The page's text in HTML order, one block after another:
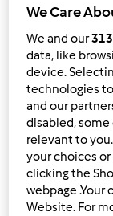
ricompensate
successivo. Il
tuo nome
COME
TUA
Eseguendo una
raccogliere
punteggio
We Care
We and our313
data, like
device.
technologies
and our
disabled,
relevant to
your choices
clicking the
webpage
Website. For